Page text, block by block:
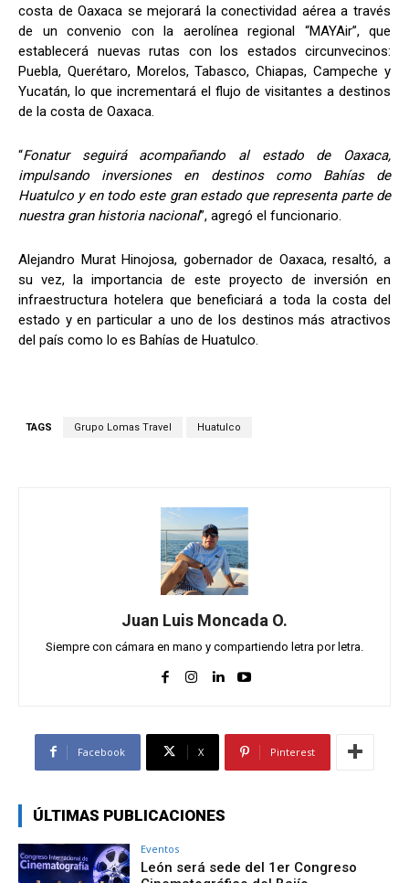
costa de Oaxaca se mejorará la conectividad aérea a través
de un convenio con la aerolínea regional “MAYAir”, que
establecerá nuevas rutas con los estados circunvecinos:
Puebla, Querétaro, Morelos, Tabasco, Chiapas, Campeche y
Yucatán, lo que incrementará el flujo de visitantes a destinos
de la costa de Oaxaca.
“Fonatur seguirá acompañando al estado de Oaxaca,
impulsando inversiones en destinos como Bahías de
Huatulco y en todo este gran estado que representa parte de
nuestra gran historia nacional”, agregó el funcionario.
Alejandro Murat Hinojosa, gobernador de Oaxaca, resaltó, a
su vez, la importancia de este proyecto de inversión en
infraestructura hotelera que beneficiará a toda la costa del
estado y en particular a uno de los destinos más atractivos
del país como lo es Bahías de Huatulco.
TAGS Grupo Lomas Travel Huatulco
Juan Luis Moncada O.
Siempre con cámara en mano y compartiendo letra por letra.
Facebook X Pinterest
ÚLTIMAS PUBLICACIONES
Eventos
León será sede del 1er Congreso